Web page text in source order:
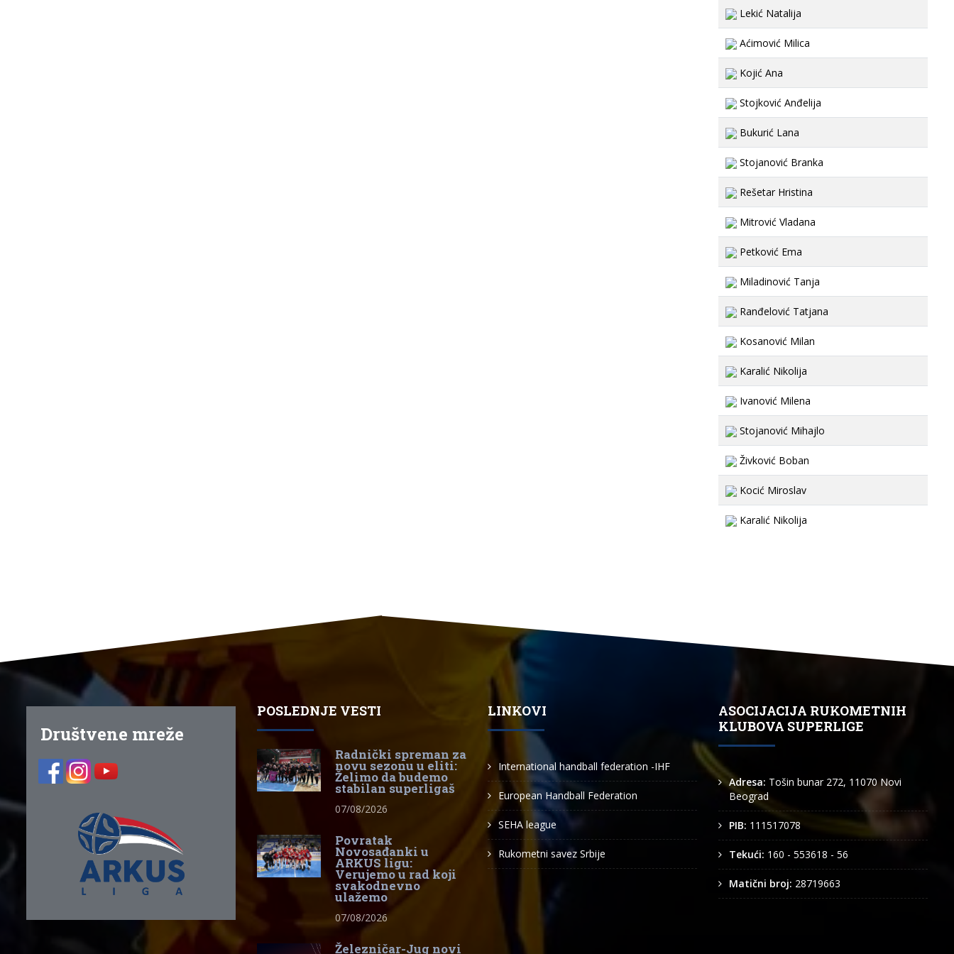
Lekić Natalija
Aćimović Milica
Kojić Ana
Stojković Anđelija
Bukurić Lana
Stojanović Branka
Rešetar Hristina
Mitrović Vladana
Petković Ema
Miladinović Tanja
Ranđelović Tatjana
Kosanović Milan
Karalić Nikolija
Ivanović Milena
Stojanović Mihajlo
Živković Boban
Kocić Miroslav
Karalić Nikolija
Društvene mreže
POSLEDNJE VESTI
Radnički spreman za
novu sezonu u eliti:
Želimo da budemo
stabilan superligaš
07/08/2026
Povratak
Novosađanki u
ARKUS ligu:
Verujemo u rad koji
svakodnevno
ulažemo
07/08/2026
Železničar-Jug novi
LINKOVI
International handball federation -IHF
European Handball Federation
SEHA league
Rukometni savez Srbije
ASOCIJACIJA RUKOMETNIH
KLUBOVA SUPERLIGE
Adresa: Tošin bunar 272, 11070 Novi
Beograd
PIB: 111517078
Tekući: 160 - 553618 - 56
Matični broj: 28719663